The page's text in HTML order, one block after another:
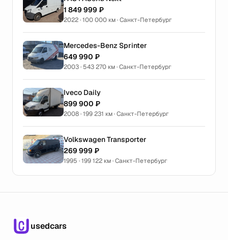
1 849 999 ₽
2022 · 100 000 км · Санкт-Петербург
Mercedes-Benz Sprinter
649 990 ₽
2003 · 543 270 км · Санкт-Петербург
Iveco Daily
899 900 ₽
2008 · 199 231 км · Санкт-Петербург
Volkswagen Transporter
269 999 ₽
1995 · 199 122 км · Санкт-Петербург
usedcars